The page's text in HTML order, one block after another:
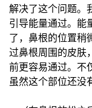
解决了这个问题。
引导能量通过。能
了，鼻根的位置稍
过鼻根周围的皮肤
前更容易通过。不
虽然这个部位还没